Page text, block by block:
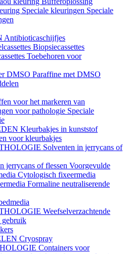
Speciale kleuringen Speciale
Antibioticaschijfjes
Biopsiecassettes
Toebehoren voor
DMSO Paraffine met DMSO
voor het markeren van
voor pathologie Speciale
Kleurbakjes in kunststof
voor kleurbakjes
Solventen in jerrycans of
jerrycans of flessen Voorgevulde
Cytologisch fixeermedia
Formaline neutraliserende
Weefselverzachtende
gebruik
Cryospray
Containers voor